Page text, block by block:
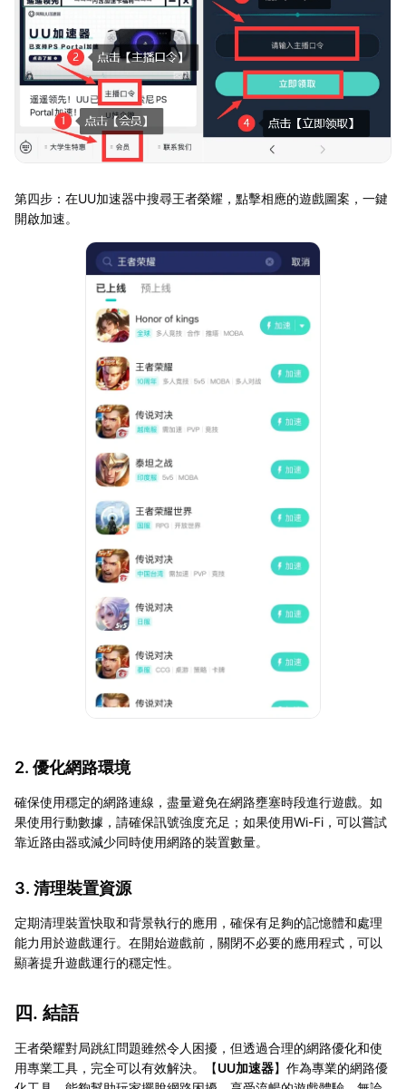
第四步：在UU加速器中搜尋王者榮耀，點擊相應的遊戲圖案，一鍵
開啟加速。
2. 優化網路環境
確保使用穩定的網路連線，盡量避免在網路壅塞時段進行遊戲。如
果使用行動數據，請確保訊號強度充足；如果使用Wi-Fi，可以嘗試
靠近路由器或減少同時使用網路的裝置數量。
3. 清理裝置資源
定期清理裝置快取和背景執行的應用，確保有足夠的記憶體和處理
能力用於遊戲運行。在開始遊戲前，關閉不必要的應用程式，可以
顯著提升遊戲運行的穩定性。
四. 結語
王者榮耀對局跳紅問題雖然令人困擾，但透過合理的網路優化和使
用專業工具，完全可以有效解決。【UU加速器】作為專業的網路優